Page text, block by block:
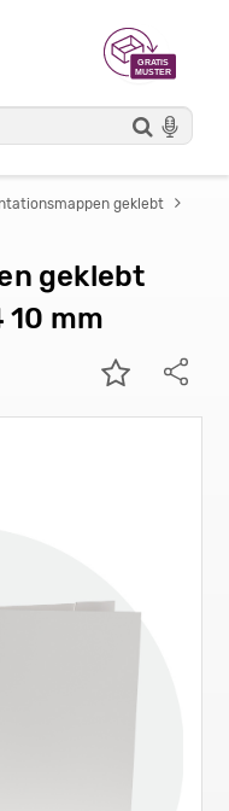
geklebt
geklebt
10 mm